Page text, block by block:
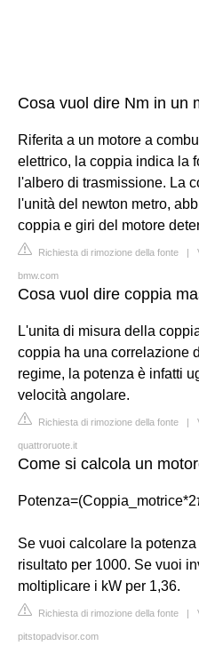
Cosa vuol dire Nm in un
Riferita a un motore a
elettrico, la coppia indica la
l'albero di trasmissione. La
l'unità del newton metro,
coppia e giri del motore
Richiesta di rimozione della fonte |
bmw.com
Cosa vuol dire coppia
L'unita di misura della
coppia ha una correlazione
regime, la potenza è infatti
velocità angolare.
Richiesta di rimozione della fonte |
quattroruote.it
Come si calcola un
Se vuoi calcolare la
risultato per 1000. Se vuoi
moltiplicare i kW per 1,36.
Richiesta di rimozione della fonte |
pitstopadvisor.com